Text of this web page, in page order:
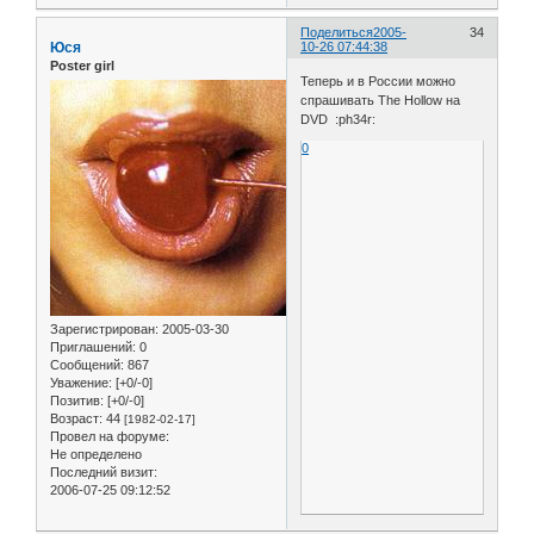
Поделиться 34
2005-
10-26 07:44:38
Юся
Poster girl
Зарегистрирован: 2005-03-30
Приглашений: 0
Сообщений: 867
Уважение: [+0/-0]
Позитив: [+0/-0]
Возраст: 44 [1982-02-17]
Провел на форуме:
Не определено
Последний визит:
2006-07-25 09:12:52
Теперь и в России можно
спрашивать The Hollow на
DVD :ph34r:
0